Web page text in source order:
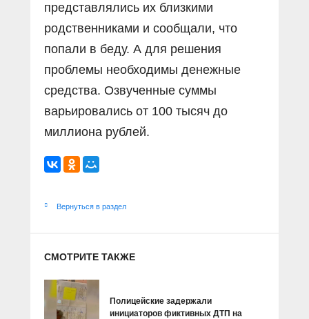
представлялись их близкими
родственниками и сообщали, что
попали в беду. А для решения
проблемы необходимы денежные
средства. Озвученные суммы
варьировались от 100 тысяч до
миллиона рублей.
Вернуться в раздел
СМОТРИТЕ ТАКЖЕ
Полицейские задержали
инициаторов фиктивных ДТП на